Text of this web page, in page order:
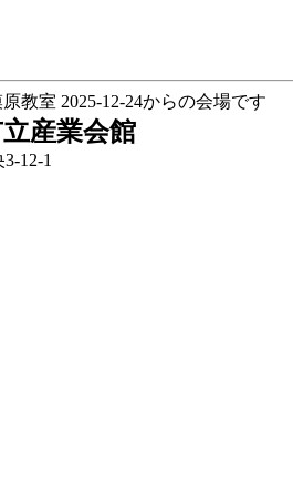
教室 2025-12-24からの会場です
産業会館
12-1